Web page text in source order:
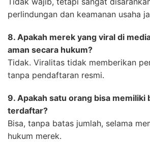
perlindungan dan keamanan usaha
8. Apakah merek yang viral di
aman secara hukum?
Tidak. Viralitas tidak memberikan
tanpa pendaftaran resmi.
9. Apakah satu orang bisa memiliki
terdaftar?
Bisa, tanpa batas jumlah, selama
hukum merek.